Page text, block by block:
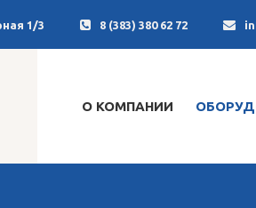
1/3 8 (383) 380 62 72
О КОМПАНИИ